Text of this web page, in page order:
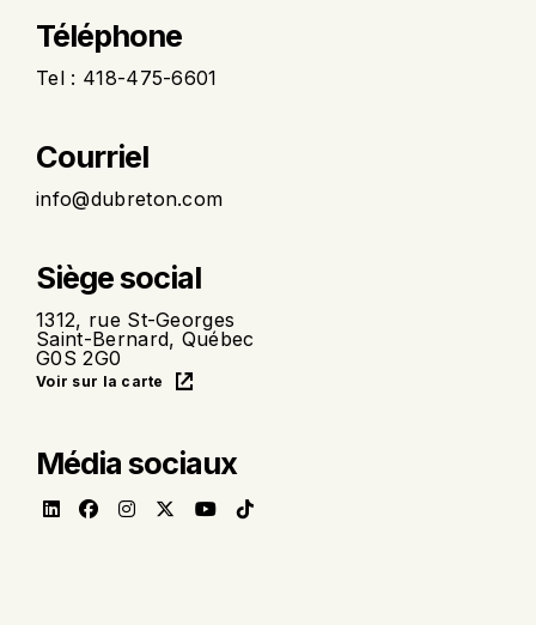
Téléphone
Tel : 418-475-6601
Courriel
info@dubreton.com
Siège social
1312, rue St-Georges
Saint-Bernard, Québec
G0S 2G0
Voir sur la carte
Média sociaux